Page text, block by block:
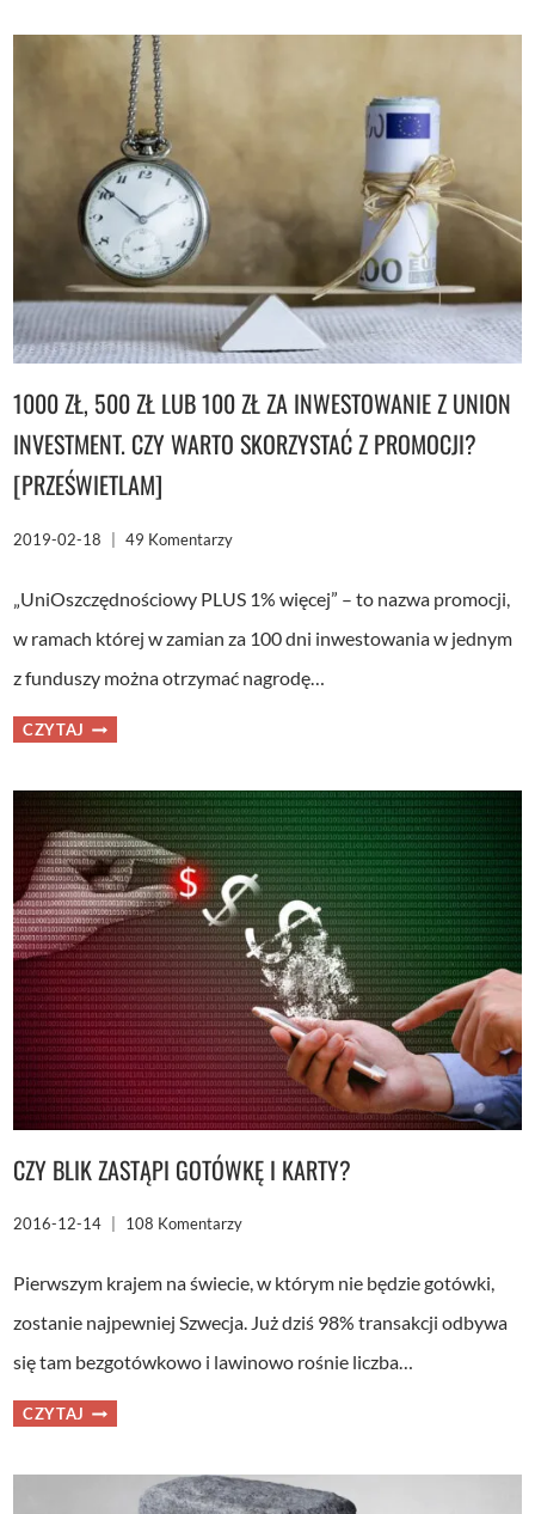
I
OSZCZĘDNOŚCIOWYCH
WYSTARTOWAŁ.
ZOBACZ,
KTÓRE
BANKI
MAJĄ
OBECNIE
NAJLEPSZE
OFERTY!
1000 ZŁ, 500 ZŁ LUB 100 ZŁ ZA INWESTOWANIE Z UNION
INVESTMENT. CZY WARTO SKORZYSTAĆ Z PROMOCJI?
[PRZEŚWIETLAM]
2019-02-18 49 Komentarzy
„UniOszczędnościowy PLUS 1% więcej” – to nazwa promocji,
w ramach której w zamian za 100 dni inwestowania w jednym
z funduszy można otrzymać nagrodę…
CZYTAJ 1000
ZŁ,
100
ZŁ
ZA
INWESTOWANIE
Z
UNION
INVESTMENT.
CZY
WARTO
SKORZYSTAĆ
Z
PROMOCJI?
[PRZEŚWIETLAM]
CZY BLIK ZASTĄPI GOTÓWKĘ I KARTY?
2016-12-14 108 Komentarzy
Pierwszym krajem na świecie, w którym nie będzie gotówki,
zostanie najpewniej Szwecja. Już dziś 98% transakcji odbywa
się tam bezgotówkowo i lawinowo rośnie liczba…
CZYTAJ CZY
BLIK
KARTY?